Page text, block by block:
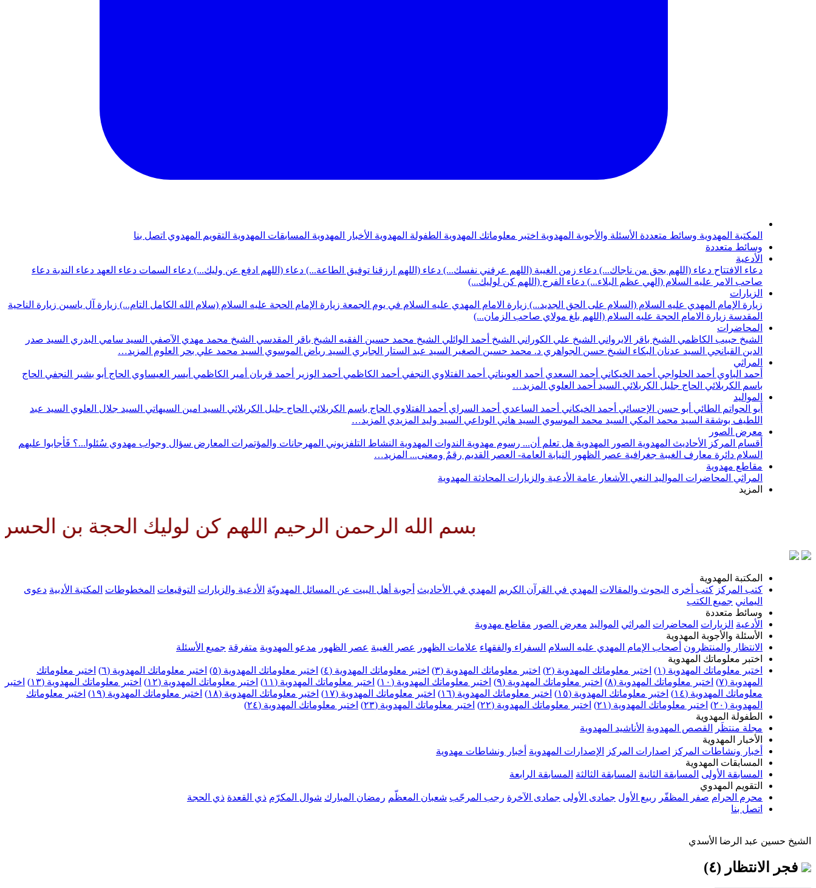
المكتبة المهدوية وسائط متعددة الأسئلة والأجوبة المهدوية اختبر معلوماتك المهدوية الطفولة المهدوية الأخبار المهدوية المسابقات المهدوية التقويم المهدوي اتصل بنا
وسائط متعددة
الأدعية
دعاء الافتتاح دعاء (اللهم بحق من ناجاك...) دعاء زمن الغيبة (اللهم عرفني نفسك...) دعاء (اللهم ارزقنا توفيق الطاعة...) دعاء (اللهم ادفع عن وليك...) دعاء السمات دعاء العهد دعاء الندبة دعاء
صاحب الامر عليه السلام (الهي عظم البلاء...) دعاء الفرج (اللهم كن لوليك...)
الزيارات
زيارة الإمام المهدي عليه السلام (السلام على الحق الجديد...) زيارة الامام المهدي عليه السلام في يوم الجمعة زيارة الإمام الحجة عليه السلام (سلام الله الكامل التام...) زيارة آل ياسين زيارة الناحية
المقدسة زيارة الامام الحجة عليه السلام (اللهم بلغ مولاي صاحب الزمان...)
المحاضرات
الشيخ حبيب الكاظمي الشيخ باقر الايرواني الشيخ علي الكوراني الشيخ أحمد الوائلي الشيخ محمد حسين الفقيه الشيخ باقر المقدسي الشيخ محمد مهدي الآصفي السيد سامي البدري السيد صدر
الدين القبانجي السيد عدنان البكاء الشيخ حسن الجواهري د. محمد حسين الصغير السيد عبد الستار الجابري السيد رياض الموسوي السيد محمد علي بحر العلوم المزيد…
المراثي
أحمد الباوي أحمد الحلواجي أحمد الخيكاني أحمد السعدي أحمد العويناتي أحمد الفتلاوي النجفي أحمد الكاظمي أحمد الوزير أحمد قربان أمير الكاظمي أيسر العيساوي الحاج أبو بشير النجفي الحاج
باسم الكربلائي الحاج جليل الكربلائي السيد أحمد العلوي المزيد…
المواليد
أبو الحواتم الطائي أبو حسن الإحسائي أحمد الخيكاني أحمد الساعدي أحمد السراي أحمد الفتلاوي الحاج باسم الكربلائي الحاج جليل الكربلائي السيد امين السيهاتي السيد جلال العلوي السيد عبد
اللطيف بوشقة السيد محمد المكي السيد محمد الموسوي السيد هاني الوداعي السيد وليد المزيدي المزيد…
معرض الصور
أقسام المركز
الأحاديث المهدوية الصور المهدوية هل تعلم أن... رسوم مهدوية الندوات المهدوية النشاط التلفزيوني المهرجانات والمؤتمرات المعارض سؤال وجواب مهدوي سُئلوا...؟ فَأجابوا عليهم
السلام دائرة معارف الغيبة جغرافية عصر الظهور النيابة العامة- العصر القديم رقمٌ ومعنى... المزيد…
مقاطع مهدوية
المراثي المحاضرات المواليد النعي الأشعار عامة الأدعية والزيارات المحادثة المهدوية
المزيد
بسم الله الرحمن الرحيم اللهم كن لوليك الحجة بن الحسن
المكتبة المهدوية
كتب المركز كتب أخرى البحوث والمقالات المهدي في القرآن الكريم المهدي في الأحاديث أجوبة أهل البيت عن المسائل المهدويّة الأدعية والزيارات التوقيعات المخطوطات المكتبة الأدبية دعوى
اليماني جميع الكتب
وسائط متعددة
الأدعية الزيارات المحاضرات المراثي المواليد معرض الصور مقاطع مهدوية
الأسئلة والأجوبة المهدوية
الانتظار والمنتظرون أصحاب الإمام المهدي عليه السلام السفراء والفقهاء علامات الظهور عصر الغيبة عصر الظهور مدعو المهدوية متفرقة جميع الأسئلة
اختبر معلوماتك المهدوية
اختبر معلوماتك المهدوية (١)
اختبر معلوماتك المهدوية (٢) اختبر معلوماتك المهدوية (٣) اختبر معلوماتك المهدوية (٤) اختبر معلوماتك المهدوية (٥) اختبر معلوماتك المهدوية (٦)
اختبر معلوماتك
المهدوية (٧)
اختبر معلوماتك المهدوية (٨) اختبر معلوماتك المهدوية (٩) اختبر معلوماتك المهدوية (١٠) اختبر معلوماتك المهدوية (١١) اختبر معلوماتك المهدوية (١٢) اختبر معلوماتك المهدوية (١٣)
اختبر
معلوماتك المهدوية (١٤)
اختبر معلوماتك المهدوية (١٥) اختبر معلوماتك المهدوية (١٦) اختبر معلوماتك المهدوية (١٧) اختبر معلوماتك المهدوية (١٨) اختبر معلوماتك المهدوية (١٩)
اختبر معلوماتك
المهدوية (٢٠)
اختبر معلوماتك المهدوية (٢١) اختبر معلوماتك المهدوية (٢٢) اختبر معلوماتك المهدوية (٢٣)
اختبر معلوماتك المهدوية (٢٤)
الطفولة المهدوية
مجلة منتظَر
القصص المهدوية الأناشيد المهدوية
الأخبار المهدوية
أخبار ونشاطات المركز
اصدارات المركز الإصدارات المهدوية أخبار ونشاطات مهدوية
المسابقات المهدوية
المسابقة الأولى المسابقة الثانية المسابقة الثالثة المسابقة الرابعة
التقويم المهدوي
محرم الحرام صفر المظفّر ربيع الأول جمادى الأولى جمادى الآخرة رجب المرجّب شعبان المعظّم رمضان المبارك شوال المكرّم ذي القعدة ذي الحجة
اتصل بنا
الشيخ حسين عبد الرضا الأسدي
فجر الانتظار (٤)